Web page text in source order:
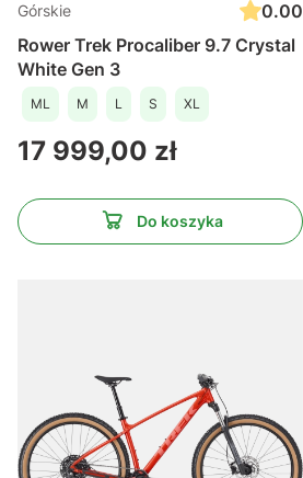
Górskie
0.00
Rower Trek Procaliber 9.7 Crystal
White Gen 3
ML M L S XL
Cena
17 999,00 zł
Do koszyka